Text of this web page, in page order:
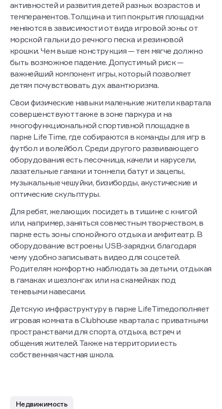
активностей и развития детей разных возрастов и
темпераментов. Толщина и тип покрытия площадки
меняются в зависимости от вида игровой зоны: от
морской гальки до речного песка и резиновой
крошки. Чем выше конструкция — тем мягче должно
быть возможное падение. Допустимый риск —
важнейший компонент игры, который позволяет
детям почувствовать дух авантюризма.
Свои физические навыки маленькие жители квартала
совершенствуют также в зоне паркура и на
многофункциональной спортивной площадке в
парке Life Time, где собираются в команды для игр в
футбол и волейбол. Среди другого развивающего
оборудования есть песочница, качели и карусели,
лазательные гамаки и тоннели, батут и зацепы,
музыкальные чешуйки, бизиборды, акустические и
оптические скульптуры.
Для ребят, желающих посидеть в тишине с книгой
или, например, заняться совместным творчеством, в
парке есть зоны спокойного отдыха и амфитеатр. В
оборудование встроены USB-зарядки, благодаря
чему удобно записывать видео для соцсетей.
Родителям комфортно наблюдать за детьми, отдыхая
в гамаках и шезлонгах или на скамейках под
теневыми навесами.
Детскую инфраструктуру в парке LifeTimeдополняет
игровая комната в Clubhouse квартала с приватными
пространствами для спорта, отдыха, встреч и
общения жителей. Также на территории есть
собственная частная школа.
Недвижимость